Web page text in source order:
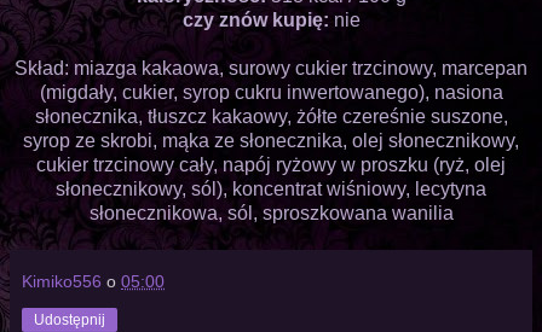
czy znów kupię: nie
Skład: miazga kakaowa, surowy cukier trzcinowy, marcepan
(migdały, cukier, syrop cukru inwertowanego), nasiona
słonecznika, tłuszcz kakaowy, żółte czereśnie suszone,
syrop ze skrobi, mąka ze słonecznika, olej słonecznikowy,
cukier trzcinowy cały, napój ryżowy w proszku (ryż, olej
słonecznikowy, sól), koncentrat wiśniowy, lecytyna
słonecznikowa, sól, sproszkowana wanilia
Kimiko556 o 05:00
Udostępnij